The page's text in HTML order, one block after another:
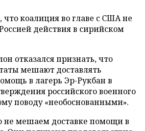
что коалиция во главе с США не
действия в сирийском
отказался признать, что
мешают доставлять
в лагерь Эр-Рукбан в
российского военного
поводу «необоснованными».
не мешаем доставке помощи в